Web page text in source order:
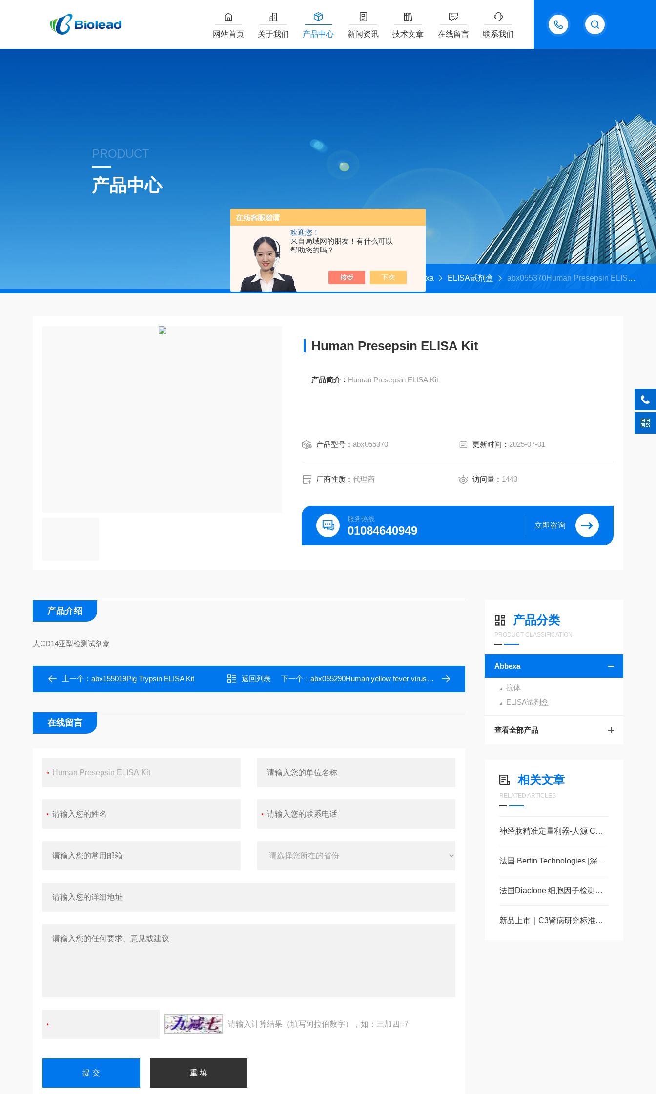
欢迎您！
来自局域网的朋友！有什么可以
帮助您的吗？
18611095289
网站首页 关于我们 产品中心 新闻资讯 技术文章 在线留言 联系我们
PRODUCT
产品中心
首页 产品中心 Abbexa ELISA试剂盒 abx055370Human Presepsin ELISA Kit
Human Presepsin ELISA Kit
产品简介： Human Presepsin ELISA Kit
产品型号：abx055370 更新时间： 2025-07-01
厂商性质：代理商 访问量： 1443
服务热线
01084640949 立即咨询
产品分类
PRODUCT CLASSIFICATION
Abbexa
抗体
ELISA试剂盒
查看全部产品
相关文章
RELATED ARTICLES
神经肽精准定量利器-人源 CGRP ELISA 试剂盒，多类型样本直接检测
法国 Bertin Technologies |深耕前沿科研，一站式生命科学解决方案
法国Diaclone 细胞因子检测试剂盒
新品上市｜C3肾病研究标准化工具-Hycult 人C3NeF ELISA试剂盒全新发布
产品介绍
人CD14亚型检测试剂盒
上一个：abx155019Pig Trypsin ELISA Kit 返回列表 下一个： abx055290Human yellow fever virus IgG ELISA Kit
在线留言
请输入计算结果（填写阿拉伯数字），如：三加四=7